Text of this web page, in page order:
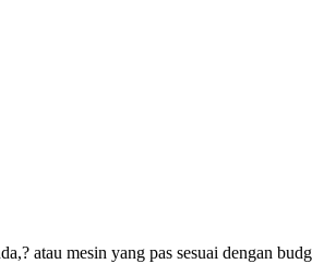
atau mesin yang pas sesuai dengan